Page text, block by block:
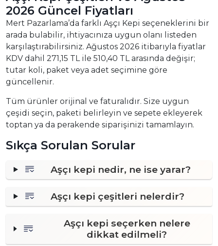
2026 Güncel Fiyatları
Mert Pazarlama’da farklı Aşçı Kepi seçeneklerini bir
arada bulabilir, ihtiyacınıza uygun olanı listeden
karşılaştırabilirsiniz. Ağustos 2026 itibarıyla fiyatlar
KDV dahil 271,15 TL ile 510,40 TL arasında değişir;
tutar koli, paket veya adet seçimine göre
güncellenir.
Tüm ürünler orijinal ve faturalıdır. Size uygun
çeşidi seçin, paketi belirleyin ve sepete ekleyerek
toptan ya da perakende siparişinizi tamamlayın.
Sıkça Sorulan Sorular
Aşçı kepi nedir, ne ise yarar?
Aşçı kepi çeşitleri nelerdir?
Aşçı kepi seçerken nelere
dikkat edilmeli?